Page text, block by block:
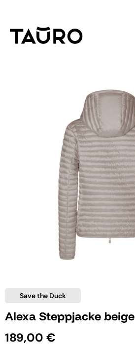
Save the Duck
Alexa Steppjacke beige
189,00 €